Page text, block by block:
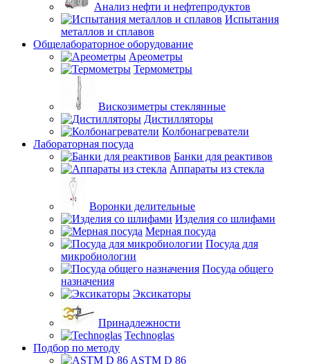
Анализ нефти и нефтепродуктов
Испытания
металлов и сплавов
Общелабораторное оборудование
Ареометры
Термометры
Вискозиметры стеклянные
Дистилляторы
Колбонагреватели
Лабораторная посуда
Банки для реактивов
Аппараты из стекла
Воронки делительные
Изделия со шлифами
Мерная посуда
Посуда для
микробиологии
Посуда общего
назначения
Эксикаторы
Принадлежности
Technoglas
Подбор по методу
ASTM D 86